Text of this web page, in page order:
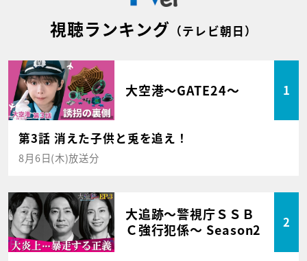
視聴ランキング （テレビ朝日）
大空港～GATE24～ 1
第3話 消えた子供と兎を追え！
8月6日(木)放送分
大追跡～警視庁ＳＳＢ
Ｃ強行犯係～ Season2
2